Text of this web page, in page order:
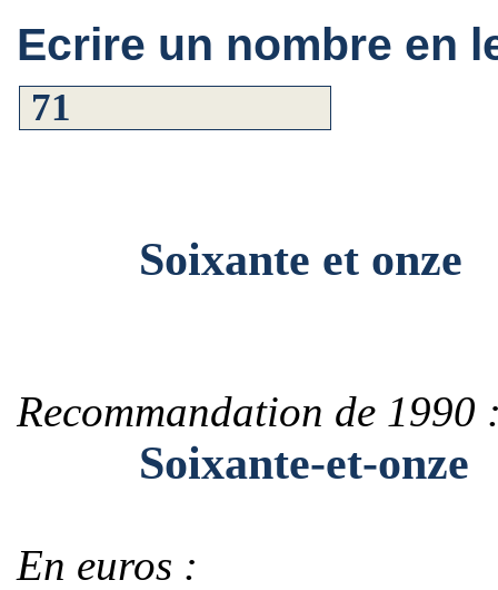
Ecrire un nombre en
Soixante et onze
Recommandation de 1990
Soixante-et-onze
En euros :